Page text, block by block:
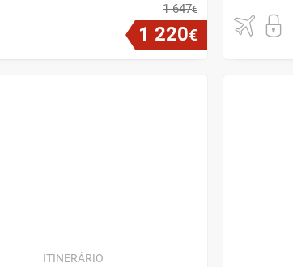
1 647€
1 220€
ITINERÁRIO